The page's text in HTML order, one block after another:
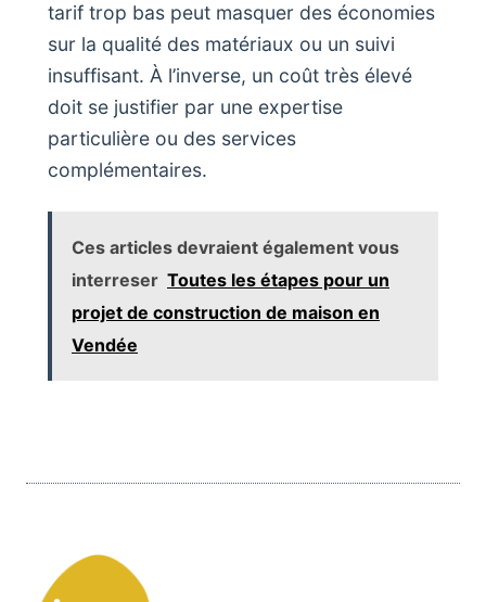
tarif trop bas peut masquer des économies
sur la qualité des matériaux ou un suivi
insuffisant. À l’inverse, un coût très élevé
doit se justifier par une expertise
particulière ou des services
complémentaires.
Ces articles devraient également vous
interreser Toutes les étapes pour un
projet de construction de maison en
Vendée